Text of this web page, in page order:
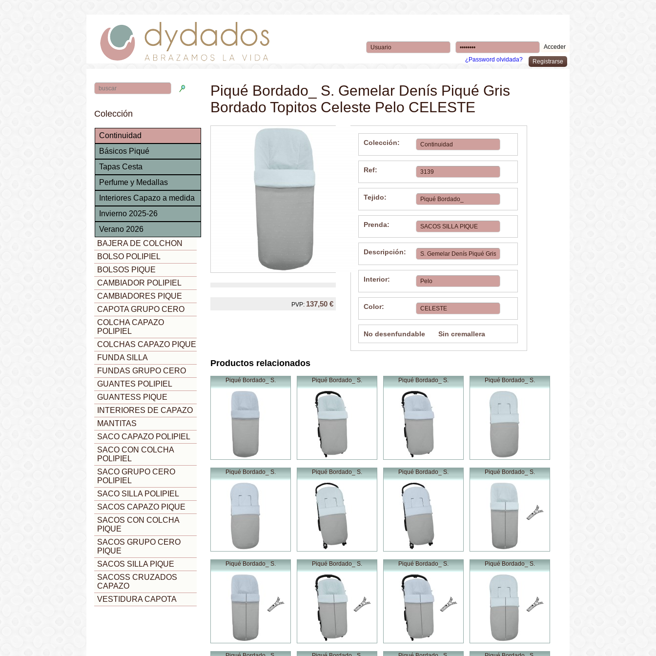
¿Password olvidada?
Colección
Continuidad
Básicos Piqué
Tapas Cesta
Perfume y Medallas
Interiores Capazo a medida
Invierno 2025-26
Verano 2026
BAJERA DE COLCHON
BOLSO POLIPIEL
BOLSOS PIQUE
CAMBIADOR POLIPIEL
CAMBIADORES PIQUE
CAPOTA GRUPO CERO
COLCHA CAPAZO
POLIPIEL
COLCHAS CAPAZO PIQUE
FUNDA SILLA
FUNDAS GRUPO CERO
GUANTES POLIPIEL
GUANTESS PIQUE
INTERIORES DE CAPAZO
MANTITAS
SACO CAPAZO POLIPIEL
SACO CON COLCHA
POLIPIEL
SACO GRUPO CERO
POLIPIEL
SACO SILLA POLIPIEL
SACOS CAPAZO PIQUE
SACOS CON COLCHA
PIQUE
SACOS GRUPO CERO
PIQUE
SACOS SILLA PIQUE
SACOSS CRUZADOS
CAPAZO
VESTIDURA CAPOTA
Piqué Bordado_ S. Gemelar Denís Piqué Gris
Bordado Topitos Celeste Pelo CELESTE
PVP: 137,50 €
Colección:
Ref:
Tejido:
Prenda:
Descripción:
Interior:
Color:
No desenfundable Sin cremallera
Productos relacionados
Piqué Bordado_ S. Piqué Bordado_ S. Piqué Bordado_ S. Piqué Bordado_ S.
Piqué Bordado_ S. Piqué Bordado_ S. Piqué Bordado_ S. Piqué Bordado_ S.
Piqué Bordado_ S. Piqué Bordado_ S. Piqué Bordado_ S. Piqué Bordado_ S.